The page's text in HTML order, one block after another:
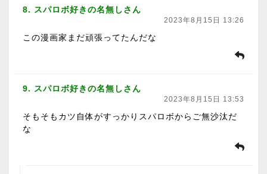
8. スパロボ好きの名無しさん
2023年8月15日 13:26
この漫画家まだ頑張ってたんだな
9. スパロボ好きの名無しさん
2023年8月15日 13:53
そもそもカツ自体がすっかりスパロボからご無沙汰だ
な